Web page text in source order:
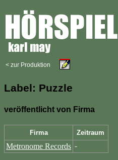
< zur Produktion
Label: Puzzle
veröffentlicht von Firma
Firma Zeitraum
Metronome Records -